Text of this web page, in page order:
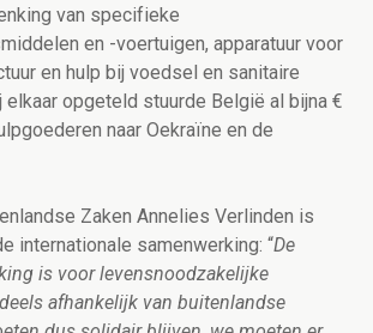
van specifieke
en -voertuigen, apparatuur voor
en hulp bij voedsel en sanitaire
elkaar opgeteld stuurde België al bijna €
naar Oekraïne en de
Zaken Annelies Verlinden is
internationale samenwerking: “De
is voor levensnoodzakelijke
afhankelijk van buitenlandse